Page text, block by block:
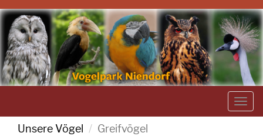
Unsere Vögel
Greifvögel